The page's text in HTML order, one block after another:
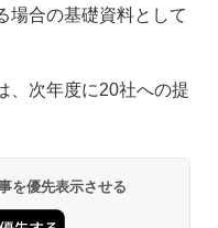
場合の基礎資料として
次年度に20社への提
を優先表示させる